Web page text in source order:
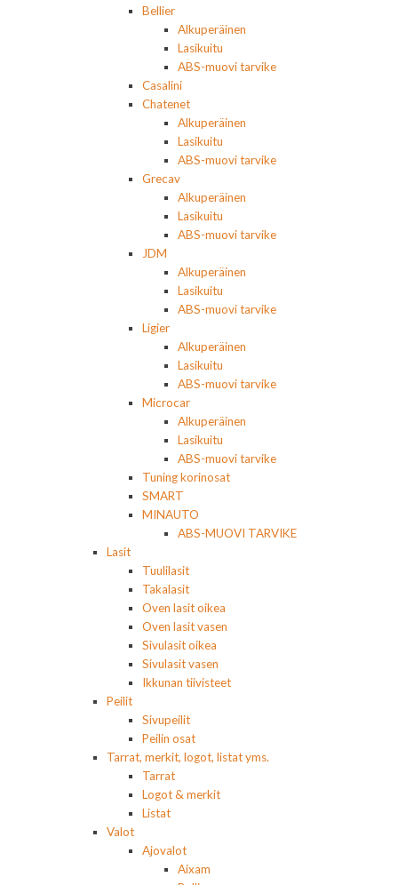
Bellier
Alkuperäinen
Lasikuitu
ABS-muovi tarvike
Casalini
Chatenet
Alkuperäinen
Lasikuitu
ABS-muovi tarvike
Grecav
Alkuperäinen
Lasikuitu
ABS-muovi tarvike
JDM
Alkuperäinen
Lasikuitu
ABS-muovi tarvike
Ligier
Alkuperäinen
Lasikuitu
ABS-muovi tarvike
Microcar
Alkuperäinen
Lasikuitu
ABS-muovi tarvike
Tuning korinosat
SMART
MINAUTO
ABS-MUOVI TARVIKE
Lasit
Tuulilasit
Takalasit
Oven lasit oikea
Oven lasit vasen
Sivulasit oikea
Sivulasit vasen
Ikkunan tiivisteet
Peilit
Sivupeilit
Peilin osat
Tarrat, merkit, logot, listat yms.
Tarrat
Logot & merkit
Listat
Valot
Ajovalot
Aixam